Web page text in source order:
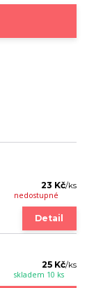
23 Kč/ks
nedostupné
Detail
25 Kč/ks
skladem 10 ks